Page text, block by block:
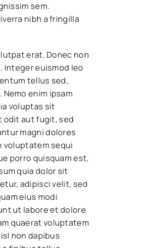
sem.
nibh a fringilla
erat. Donec non
Integer euismod leo
tellus sed,
enim ipsam
voluptas sit
odit aut fugit, sed
magni dolores
voluptatem sequi
porro quisquam est,
quia dolor sit
adipisci velit, sed
eius modi
ut labore et dolore
quaerat voluptatem
non dapibus